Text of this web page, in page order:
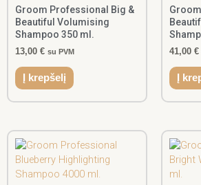
Groom Professional Big &
Beautiful Volumising
Shampoo 350 ml.
13,00 € su PVM
Į krepšelį
41,00 €
Į